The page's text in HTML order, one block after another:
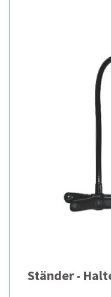
Ständer -